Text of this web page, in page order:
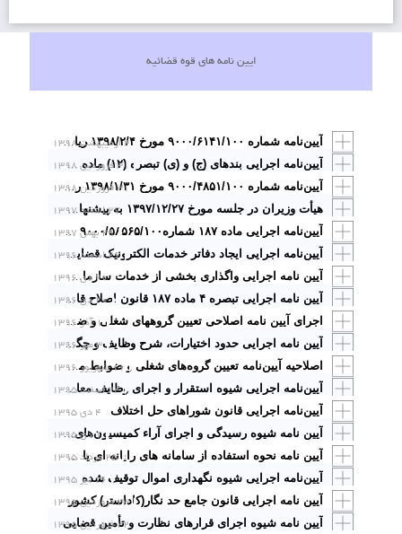
ایین نامه های قوه قضائیه
۴ اردیبهشت ۱۳۹۸ آیین‌نامه شماره ۹۰۰۰/۶۱۴۱/۱۰۰ مورخ ۱۳۹۸/۲/۴ ریاست محترم قوه قضائیه در خصوص «نحوه اجرای قرار تعلیق اجرای مجازات، آزادی مشروط، قرار تعویق صدور حکم، نظام نیمه آزادی و آزادی تحت نظارت سامانه‌های الکترونیکی و جایگزین‌های حبس
۳۱ فروردین ۱۳۹۸ آیین‌نامه اجرایی بندهای (ج) و (ی) تبصره (۱۲) ماده واحده قانون بودجه شماره۸۲۰۳/ت۵۶۴۹۰هـ ۱۳۹۸/۱/۳۱
۳۱ فروردین ۱۳۹۸ آیین‌نامه شماره ۹۰۰۰/۴۸۵۱/۱۰۰ مورخ ۱۳۹۸/۱/۳۱ ریاست محترم قوه قضائیه در خصوص «تعرفه هزینه ایاب و ذهاب گواهان
۲۷ اسفند ۱۳۹۷ هیأت ‌وزیران در جلسه مورخ ۱۳۹۷/۱۲/۲۷ به پیشنهاد مشترک وزارتخانه‌های بهداشت، درمان و آموزش پزشکی، تعاون، کار و رفاه اجتماعی و سازمان برنامه ‌و بودجه کشور و تأیید شورای عالی بیمه سلامت کشور و به استناد بند (الف) ماده (۹) قانون احکام دائمی برنامه‌های توسعه کشور
۲۹ بهمن ۱۳۹۷ آیین‌نامه اجرایی ماده ۱۸۷ شماره۹۰۰۰/۵۸۵۶۵/۱۰۰ ۱۳۹۷/۱۱/۲۹قانون برنامه سوم توسعه اقتصادی اجتماعی و فرهنگی جمهوری اسلامی مصوب ۱۳۷۹/۱/۱۷ مجلس شورای اسلامی
۲۶ اسفند ۱۳۹۶ آیین‌نامه اجرایی ایجاد دفاتر خدمات الکترونیک قضایی و کانون آن‌ها
۲۰ دی ۱۳۹۶ آیین نامه اجرایی واگذاری بخشی از خدمات سازمان پزشکی قانونی به گروه پزشکی معتمد
۲۰ دی ۱۳۹۶ آیین نامه اجرایی تبصره ۴ ماده ۱۸۷ قانون اصلاح قانون مالیاتهای مستقیم
۱ آذر ۱۳۹۶ اجرای آیین نامه اصلاحی تعیین گروههای شغلی و ضوابط مربوط به ارتقا گروه و تغییر مقام قضات همراه با دستورات
۳ مهر ۱۳۹۶ آیین ‏نامه اجرایی حدود اختیارات، شرح وظایف و چگونگی بررسی صحنه جرم
۱۱ شهریور ۱۳۹۶ اصلاحیه آیین‌نامه تعیین گروه‌های شغلی و ضوابط مربوط به ارتقاء گروه و تغییر مقام قضات
۲۴ اسفند ۱۳۹۵ آیین‌نامه اجرایی شیوه استقرار و اجرای وظایف معاونت اجرای احکام کیفری در زندان‌ها
۴ دی ۱۳۹۵ آیین‌نامه اجرایی قانون شوراهای حل اختلاف
۱ دی ۱۳۹۵ آیین نامه شیوه رسیدگی و اجرای آراء کمیسیون‌های استانی و ملی جبران خسارت ناشی از بازداشت مصوب ۱ دی ۱۳۹۵ رئیس قوه قضاییه
۲۵ مرداد ۱۳۹۵ آیین نامه نحوه استفاده از سامانه های رایانه ای یا مخابراتی(1395/05/25)
۱۶ تیر ۱۳۹۵
آیین‌نامه اجرایی شیوه نگهداری اموال توقیف شده
۲۳ فروردین ۱۳۹۵
آیین نامه اجرایی قانون جامع حد نگار(کاداستر) کشور
۲۲ فروردین ۱۳۹۵
آیین نامه شیوه اجرای قرارهای نظارت و تأمین قضایی